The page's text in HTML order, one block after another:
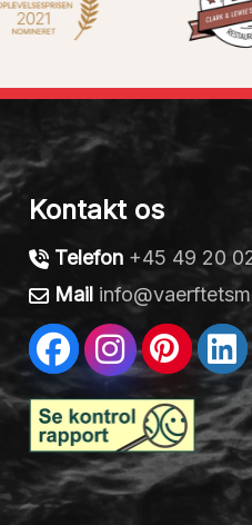
Kontakt os
Telefon +45 49 20
Mail